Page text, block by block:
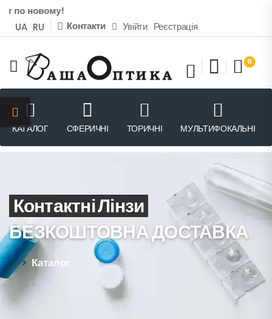
по новому!
UA RU Контакти Увійти Реєстрація
0
КАТАЛОГ СФЕРИЧНІ ТОРИЧНІ МУЛЬТИФОКАЛЬНІ
Контактні Лінзи
БЕЗКОШТОВНА ДОСТАВКА
> Каталог